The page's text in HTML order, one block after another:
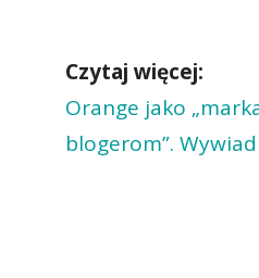
Czytaj więcej:
Orange jako
blogerom”.